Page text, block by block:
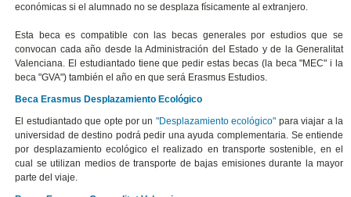
económicas si el alumnado no se desplaza físicamente al extranjero.
Esta beca es compatible con las becas generales por estudios que se
convocan cada año desde la Administración del Estado y de la Generalitat
Valenciana. El estudiantado tiene que pedir estas becas (la beca "MEC" i la
beca "GVA") también el año en que será Erasmus Estudios.
Beca Erasmus Desplazamiento Ecológico
El estudiantado que opte por un "Desplazamiento ecológico" para viajar a la
universidad de destino podrá pedir una ayuda complementaria. Se entiende
por desplazamiento ecológico el realizado en transporte sostenible, en el
cual se utilizan medios de transporte de bajas emisiones durante la mayor
parte del viaje.